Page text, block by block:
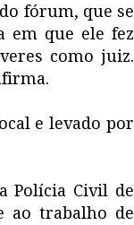
fórum, que se
em que ele fez
como juiz.
e levado por
Polícia Civil de
ao trabalho de